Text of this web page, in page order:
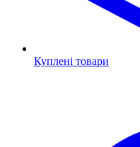
Куплені товари